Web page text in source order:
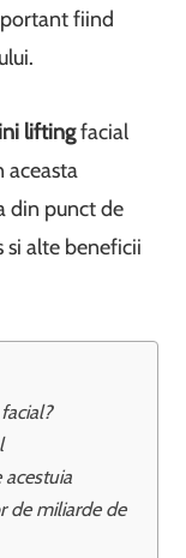
fiind
liftingfacial
aceasta
din punct de
si alte beneficii
de miliarde de